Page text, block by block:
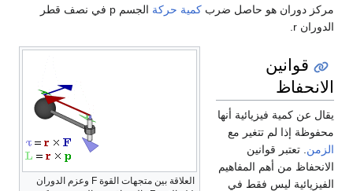
مركز دوران هو حاصل ضرب كمية حركة
الجسم p في نصف قطر
الدوران r.
العلاقة بين متجهات القوة F وعزم الدوران
قوانين
الانحفاظ
يقال عن كمية فيزيائية أنها
محفوظة إذا لم تتغير مع
الزمن. تعتبر قوانين
الانحفاظ من أهم المفاهيم
الفيزيائية ليس فقط في